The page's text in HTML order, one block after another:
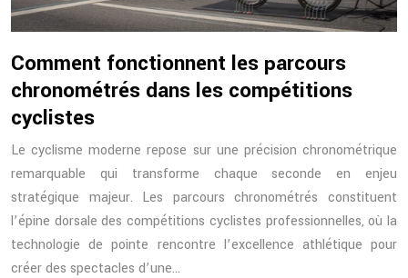
Comment fonctionnent les parcours
chronométrés dans les compétitions
cyclistes
Le cyclisme moderne repose sur une précision chronométrique
remarquable qui transforme chaque seconde en enjeu
stratégique majeur. Les parcours chronométrés constituent
l’épine dorsale des compétitions cyclistes professionnelles, où la
technologie de pointe rencontre l’excellence athlétique pour
créer des spectacles d’une…